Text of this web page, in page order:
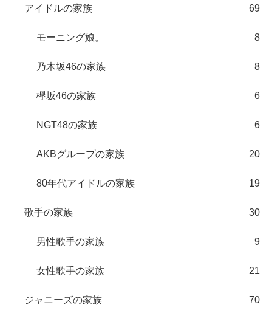
アイドルの家族 69
モーニング娘。 8
乃木坂46の家族 8
欅坂46の家族 6
NGT48の家族 6
AKBグループの家族 20
80年代アイドルの家族 19
歌手の家族 30
男性歌手の家族 9
女性歌手の家族 21
ジャニーズの家族 70